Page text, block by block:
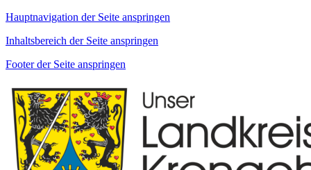
Hauptnavigation der Seite anspringen
Inhaltsbereich der Seite anspringen
Footer der Seite anspringen